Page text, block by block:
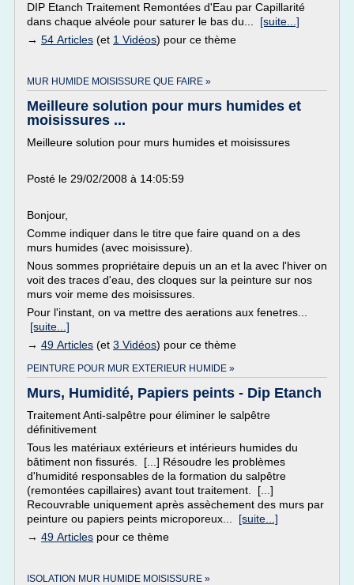
DIP Etanch Traitement Remontées d'Eau par Capillarité
dans chaque alvéole pour saturer le bas du... [suite...]
→ 54 Articles (et 1 Vidéos) pour ce thème
MUR HUMIDE MOISISSURE QUE FAIRE »
Meilleure solution pour murs humides et
moisissures ...
Meilleure solution pour murs humides et moisissures
Posté le 29/02/2008 à 14:05:59
Bonjour,
Comme indiquer dans le titre que faire quand on a des
murs humides (avec moisissure).
Nous sommes propriétaire depuis un an et la avec l'hiver on
voit des traces d'eau, des cloques sur la peinture sur nos
murs voir meme des moisissures.
Pour l'instant, on va mettre des aerations aux fenetres...
[suite...]
→ 49 Articles (et 3 Vidéos) pour ce thème
PEINTURE POUR MUR EXTERIEUR HUMIDE »
Murs, Humidité, Papiers peints - Dip Etanch
Traitement Anti-salpêtre pour éliminer le salpêtre
définitivement
Tous les matériaux extérieurs et intérieurs humides du
bâtiment non fissurés. [...] Résoudre les problèmes
d'humidité responsables de la formation du salpêtre
(remontées capillaires) avant tout traitement. [...]
Recouvrable uniquement après assèchement des murs par
peinture ou papiers peints microporeux... [suite...]
→ 49 Articles pour ce thème
ISOLATION MUR HUMIDE MOISISSURE »